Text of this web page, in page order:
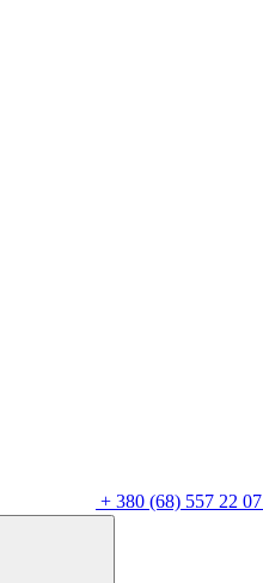
+ 380 (68) 557 22 07